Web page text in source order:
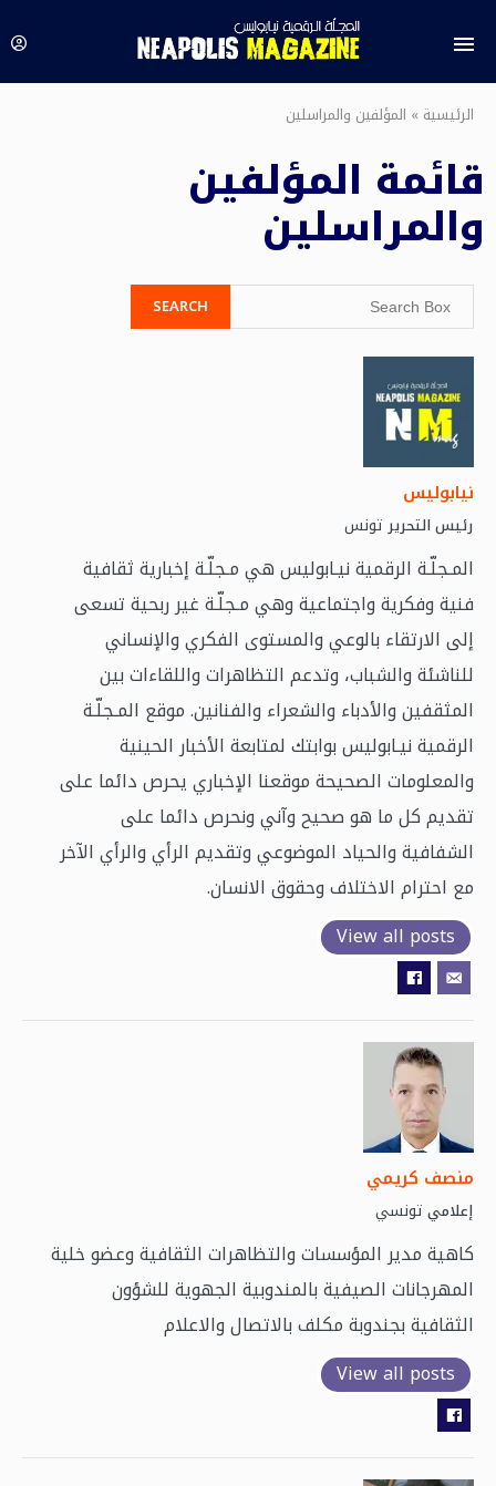
الرئيسية » المؤلفين والمراسلين
قائمة المؤلفين
والمراسلين
نيابوليس
رئيس التحرير تونس
المـجلّـة الرقمية نيـابوليس هي مـجلّـة إخبارية ثقافية
فنية وفكرية واجتماعية وهي مـجلّـة غير ربحية تسعى
إلى الارتقاء بالوعي والمستوى الفكري والإنساني
للناشئة والشباب، وتدعم التظاهرات واللقاءات بين
المثقفين والأدباء والشعراء والفنانين. موقع المـجلّـة
الرقمية نيـابوليس بوابتك لمتابعة الأخبار الحينية
والمعلومات الصحيحة موقعنا الإخباري يحرص دائما على
تقديم كل ما هو صحيح وآني ونحرص دائما على
الشفافية والحياد الموضوعي وتقديم الرأي والرأي الآخر
مع احترام الاختلاف وحقوق الانسان.
View all posts
منصف كريمي
إعلامي تونسي
كاهية مدير المؤسسات والتظاهرات الثقافية وعضو خلية
المهرجانات الصيفية بالمندوبية الجهوية للشؤون
الثقافية بجندوبة مكلف بالاتصال والاعلام
View all posts